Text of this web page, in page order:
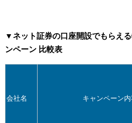
▼ネット証券の口座開設でもらえ
ンペーン 比較表
会社名 キャンペーン内